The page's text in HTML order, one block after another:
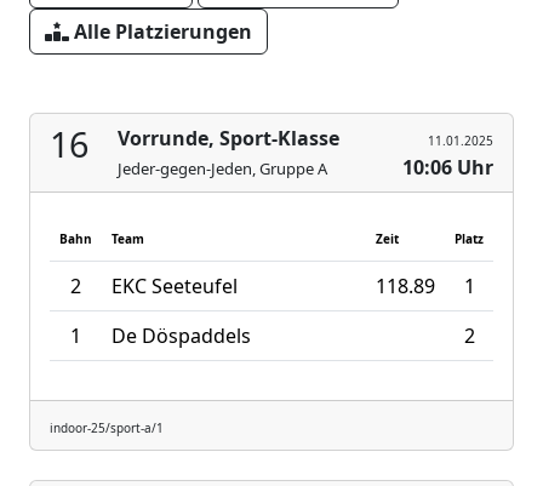
Alle Platzierungen
16 Vorrunde, Sport-Klasse
Jeder-gegen-Jeden, Gruppe A
11.01.2025
10:06 Uhr
Bahn Team Zeit Platz
2 EKC Seeteufel 118.89
1
1
De Döspaddels 2
indoor-25/sport-a/1